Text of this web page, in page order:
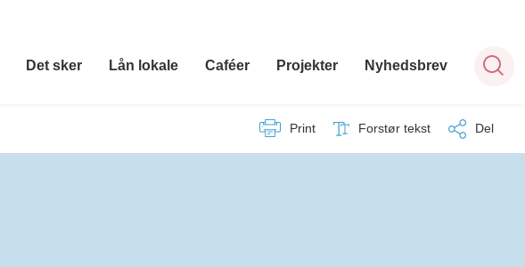
Det sker Lån lokale Caféer Projekter Nyhedsbrev
Print Forstør tekst Del